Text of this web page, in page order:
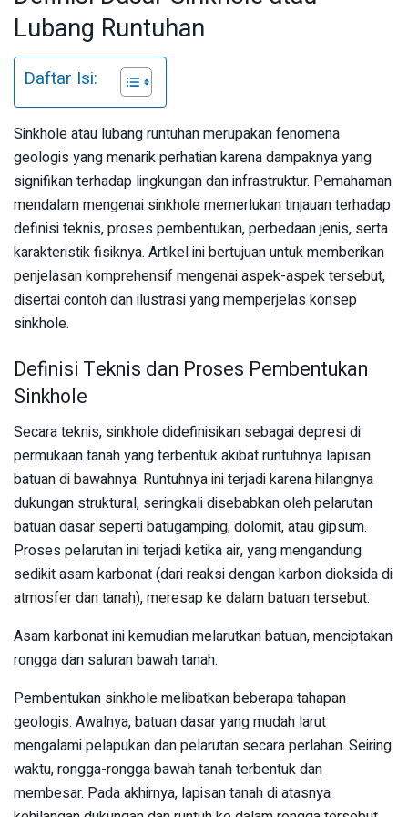
Lubang Runtuhan
Daftar Isi:
Sinkhole atau lubang runtuhan merupakan fenomena
geologis yang menarik perhatian karena dampaknya yang
signifikan terhadap lingkungan dan infrastruktur. Pemahaman
mendalam mengenai sinkhole memerlukan tinjauan terhadap
definisi teknis, proses pembentukan, perbedaan jenis, serta
karakteristik fisiknya. Artikel ini bertujuan untuk memberikan
penjelasan komprehensif mengenai aspek-aspek tersebut,
disertai contoh dan ilustrasi yang memperjelas konsep
sinkhole.
Definisi Teknis dan Proses Pembentukan
Sinkhole
Secara teknis, sinkhole didefinisikan sebagai depresi di
permukaan tanah yang terbentuk akibat runtuhnya lapisan
batuan di bawahnya. Runtuhnya ini terjadi karena hilangnya
dukungan struktural, seringkali disebabkan oleh pelarutan
batuan dasar seperti batugamping, dolomit, atau gipsum.
Proses pelarutan ini terjadi ketika air, yang mengandung
sedikit asam karbonat (dari reaksi dengan karbon dioksida di
atmosfer dan tanah), meresap ke dalam batuan tersebut.
Asam karbonat ini kemudian melarutkan batuan, menciptakan
rongga dan saluran bawah tanah.
Pembentukan sinkhole melibatkan beberapa tahapan
geologis. Awalnya, batuan dasar yang mudah larut
mengalami pelapukan dan pelarutan secara perlahan. Seiring
waktu, rongga-rongga bawah tanah terbentuk dan
membesar. Pada akhirnya, lapisan tanah di atasnya